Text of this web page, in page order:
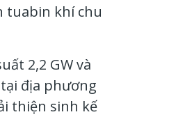
tuabin khí chu
2,2 GW và
địa phương
thiện sinh kế